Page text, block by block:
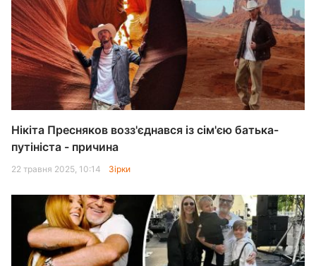
Нікіта Пресняков возз'єднався із сім'єю батька-
путініста - причина
22 травня 2025, 10:14 Зірки